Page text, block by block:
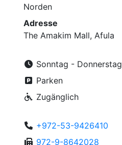
Norden
Adresse
The Amakim Mall, Afula
Sonntag - Donnerstag
Parken
Zugänglich
+972-53-9426410
972-9-8642028